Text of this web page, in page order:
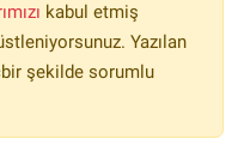
kabul etmiş
Yazılan
şekilde sorumlu